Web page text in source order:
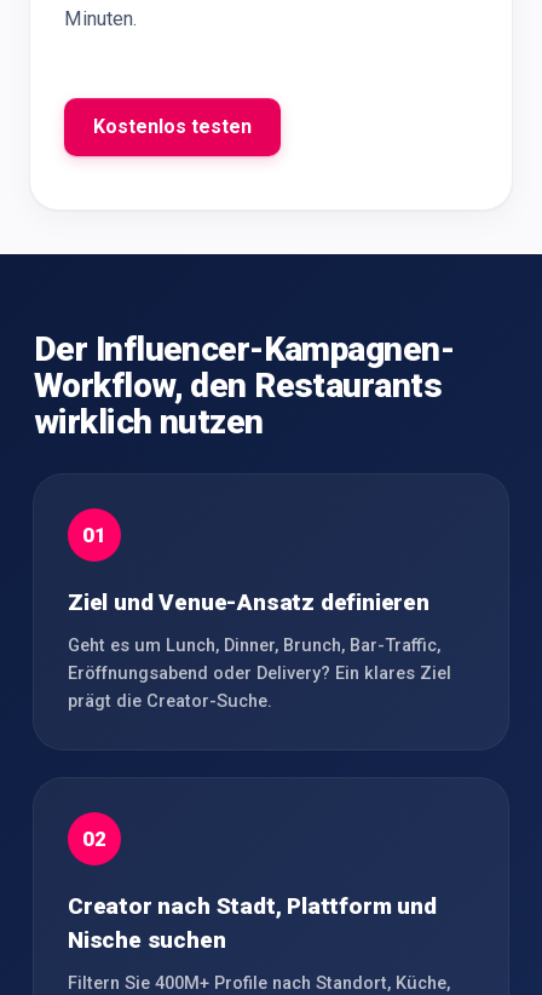
Minuten.
Kostenlos testen
Der Influencer-Kampagnen-
Workflow, den Restaurants
wirklich nutzen
01
Ziel und Venue-Ansatz definieren
Geht es um Lunch, Dinner, Brunch, Bar-Traffic,
Eröffnungsabend oder Delivery? Ein klares Ziel
prägt die Creator-Suche.
02
Creator nach Stadt, Plattform und
Nische suchen
Filtern Sie 400M+ Profile nach Standort, Küche,